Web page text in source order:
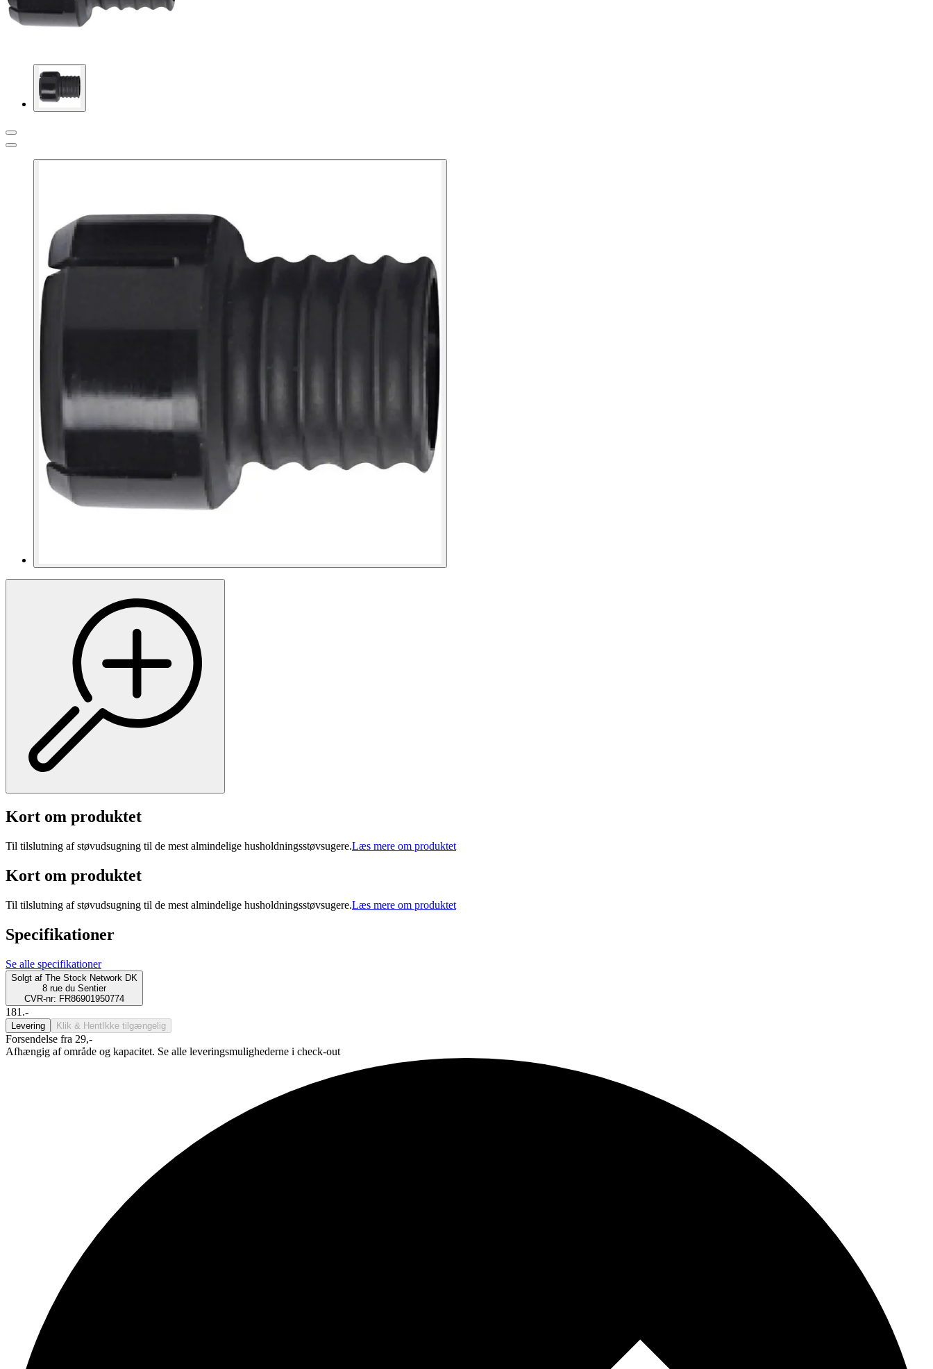
Kort om produktet
Til tilslutning af støvudsugning til de mest almindelige husholdningsstøvsugere.Læs mere om produktet
Kort om produktet
Til tilslutning af støvudsugning til de mest almindelige husholdningsstøvsugere.Læs mere om produktet
Specifikationer
Se alle specifikationer
Solgt af The Stock Network DK
8 rue du Sentier
CVR-nr: FR86901950774
181.-
Levering Klik & Hent Ikke tilgængelig
Forsendelse fra 29,-
Afhængig af område og kapacitet. Se alle leveringsmulighederne i check-out